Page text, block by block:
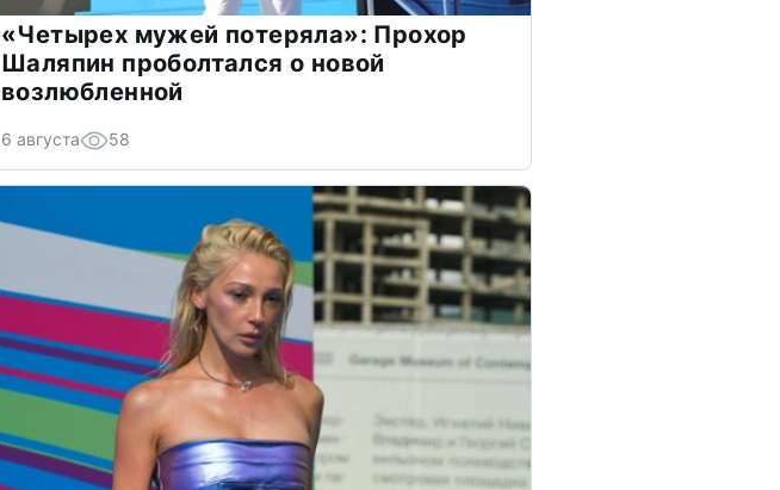
«Четырех мужей потеряла»: Прохор
Шаляпин проболтался о новой
возлюбленной
6 августа 58